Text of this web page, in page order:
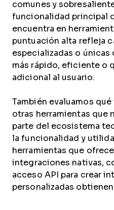
comunes y
funcionalidad principal
encuentra en
puntuación alta refleja
especializadas o
más rápido, eficiente o
adicional al usuario.
También evaluamos
otras herramientas que
parte del ecosistema
la funcionalidad y
herramientas que
integraciones nativas,
acceso API para crear
personalizadas